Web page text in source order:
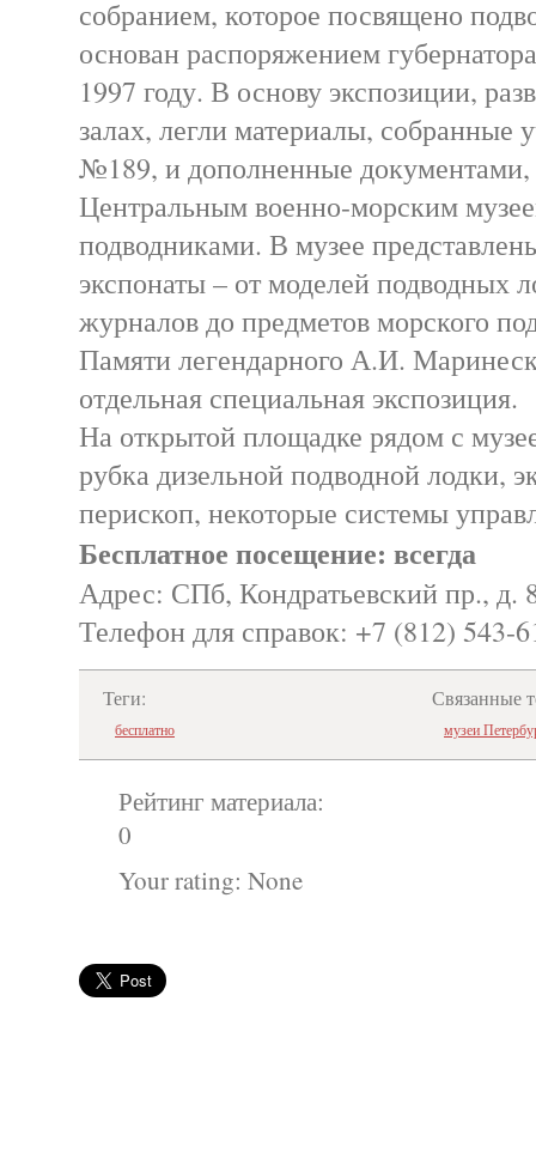
собранием, которое посвящено
основан распоряжением
1997 году. В основу экспозиции,
залах, легли материалы,
№189, и дополненные
Центральным военно-морским
подводниками. В музее
экспонаты – от моделей подводных
журналов до предметов морского
Памяти легендарного А.И.
отдельная специальная экспозиция.
На открытой площадке рядом с
рубка дизельной подводной лодки,
перископ, некоторые системы
Бесплатное посещение: всегда
Адрес: СПб, Кондратьевский пр., д.
Телефон для справок: +7 (812) 543-
Теги:
бесплатно
Связанные
музеи
Рейтинг материала:
0
Your rating: None